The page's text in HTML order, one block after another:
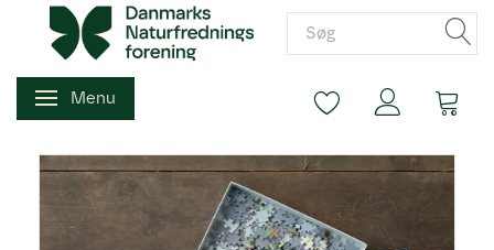
Skifte navigation
Menu